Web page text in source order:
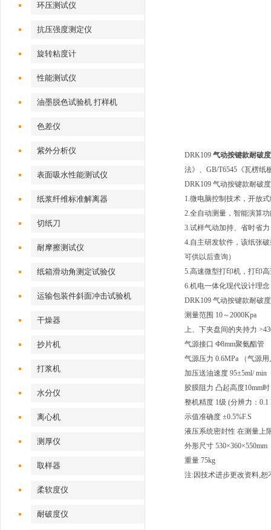
环压测试仪
抗压强度测定仪
旋转粘度计
性能测试仪
油墨脱色试验机 打样机
色差仪
紫外分析仪
表面吸水性能测试仪
纸浆纤维标准解离器
切纸刀
耐摩擦测试仪
纸箱滑动角测定试验仪
运输包装件斜面冲击试验机
干燥器
抄片机
打浆机
水分仪
离心机
测厚仪
取样器
柔软度仪
耐破度仪
DRK109 气动按键款耐破
法》、GB/T6545《瓦楞纸
DRK109 气动按键款耐破
1.微电脑控制技术，开放
2.全自动测量，智能演算
3.试样气动加持、省时省
4.自主研发软件，该纸张
可供以后查询）
5.高速微型打印机，打印
6.机电一体化现代设计理
DRK109 气动按键款耐破
测量范围 10～2000Kpa
上、下夹盘间的夹持力
气源接口 Ф8mm聚氨酯管
气源压力 0.6MPa （气源
加压送油速度 95±5ml/ min
胶膜阻力 凸起高度10mm
整机精度 1级 (分辨力：0.1
示值准确度 ±0.5%F.S
液压系统密封性 在测量上
外形尺寸 530×360×550mm
重量 75kg
注:因技术进步更改资料,